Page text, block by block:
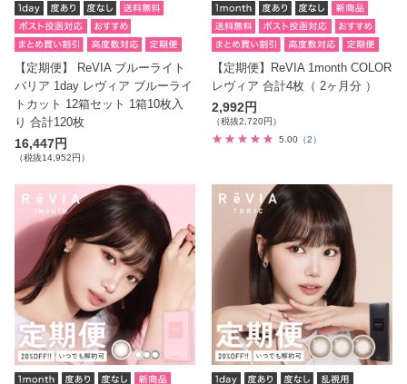
【定期便】 ReVIA ブルーライト
バリア 1day レヴィア ブルーライ
トカット 12箱セット 1箱10枚入
り 合計120枚
16,447円
（税抜14,952円）
【定期便】ReVIA 1month COLOR
レヴィア 合計4枚（ 2ヶ月分 ）
2,992円
（税抜2,720円）
5.00 （2）